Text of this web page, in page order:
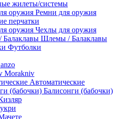
жилеты/системы
Ремни для оружия
перчатки
Чехлы для оружия
Шлемы / Балаклавы
Футболки
Morakniv
Автоматические
Балисонги (бабочки)